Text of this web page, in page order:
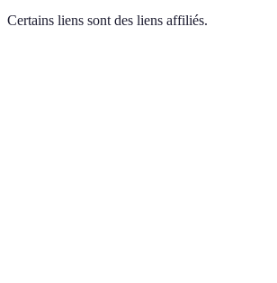
Certains liens sont des liens affiliés.